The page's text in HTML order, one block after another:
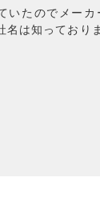
いたのでメー
名は知っており